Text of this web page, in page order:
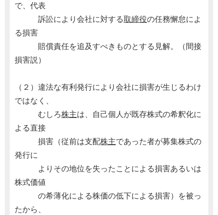
で、代表
訴訟により会社に対する取締役の任務懈怠によ
る損害
賠償責任を追及すべきものとする見解。（間接
損害説）
（２）違法な有利発行により会社に損害が生じるわけ
ではなく、
むしろ株主は、自己個人が既存株式の希釈化に
よる直接
損害（従前は支配株主であった者が募集株式の
発行に
よりその地位を失ったことによる損害あるいは
株式価値
の希薄化による株価の低下による損害）を被っ
たから、